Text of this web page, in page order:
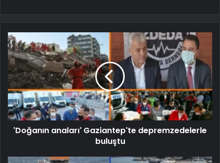
'Doğanın anaları' Gaziantep'te depremzedelerle
buluştu